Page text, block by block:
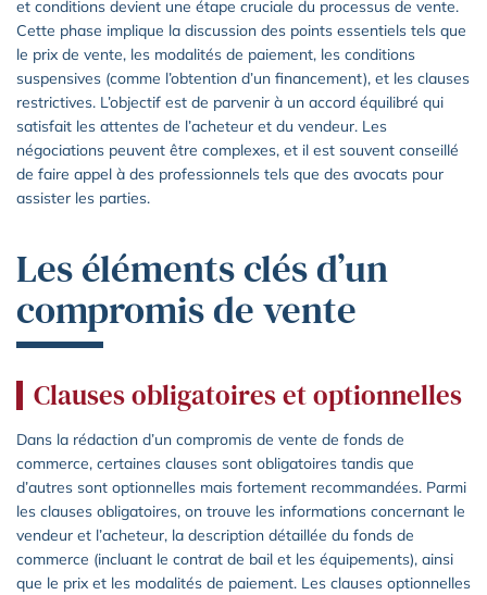
et conditions devient une étape cruciale du processus de vente.
Cette phase implique la discussion des points essentiels tels que
le prix de vente, les modalités de paiement, les conditions
suspensives (comme l’obtention d’un financement), et les clauses
restrictives. L’objectif est de parvenir à un accord équilibré qui
satisfait les attentes de l’acheteur et du vendeur. Les
négociations peuvent être complexes, et il est souvent conseillé
de faire appel à des professionnels tels que des avocats pour
assister les parties.
Les éléments clés d’un
compromis de vente
Clauses obligatoires et optionnelles
Dans la rédaction d’un compromis de vente de fonds de
commerce, certaines clauses sont obligatoires tandis que
d’autres sont optionnelles mais fortement recommandées. Parmi
les clauses obligatoires, on trouve les informations concernant le
vendeur et l’acheteur, la description détaillée du fonds de
commerce (incluant le contrat de bail et les équipements), ainsi
que le prix et les modalités de paiement. Les clauses optionnelles